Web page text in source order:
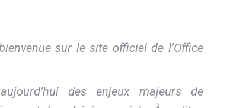
sur le site officiel de l’Office
des enjeux majeurs de